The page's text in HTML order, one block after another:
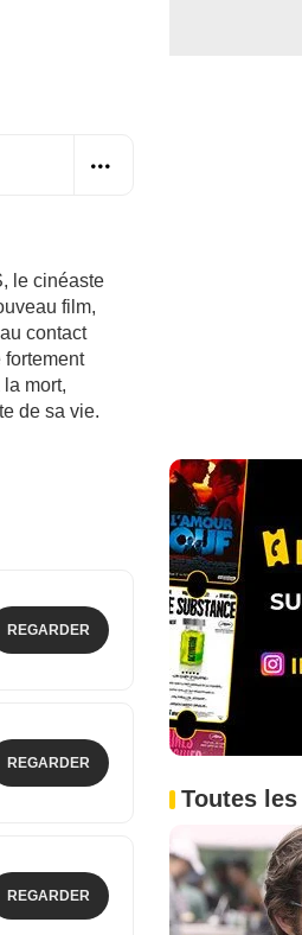
le cinéaste
film,
contact
fortement
mort,
de sa vie.
REGARDER
REGARDER
REGARDER
Toutes